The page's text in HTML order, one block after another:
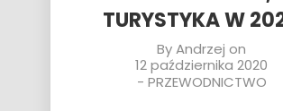
TURYSTYKA W
ByAndrzej on
12 października 2020
- PRZEWODNICTWO